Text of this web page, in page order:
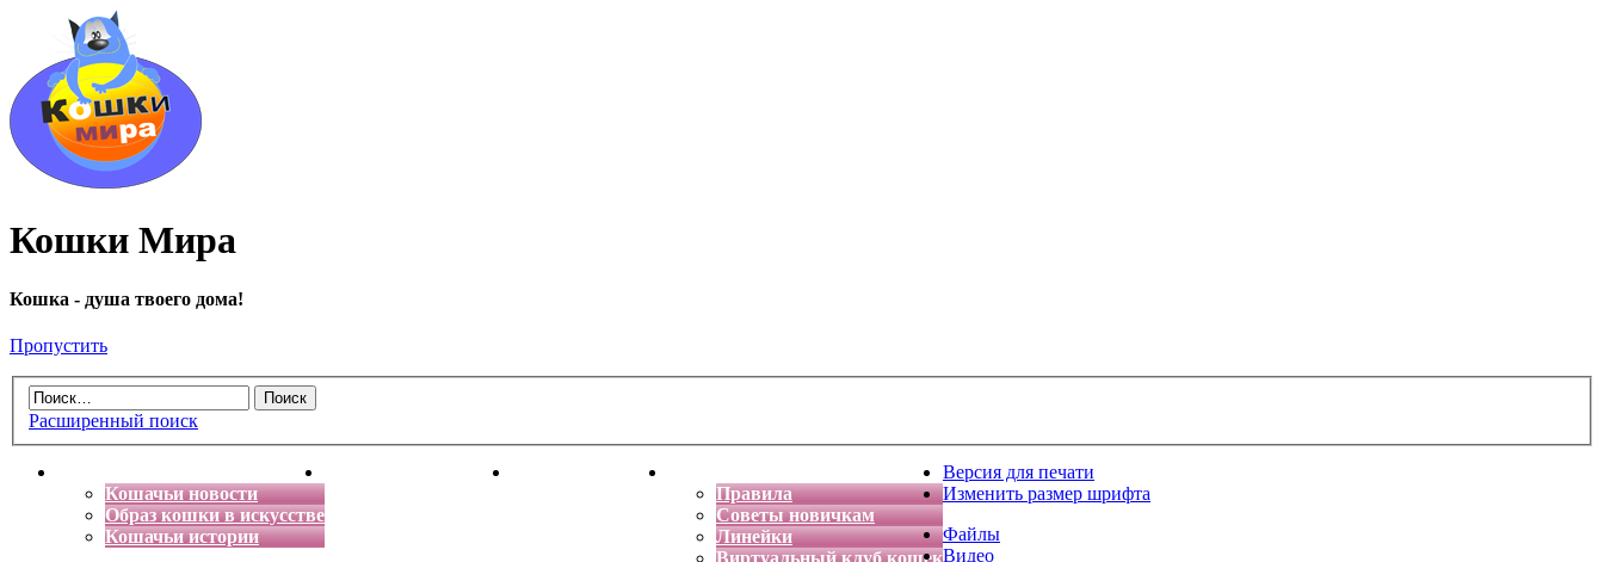
Кошки Мира
Кошка - душа твоего дома!
Пропустить
Расширенный поиск
Кошачьи новости
Образ кошки в искусстве
Кошачьи истории
Энциклопедия кошек Детская фантазия
Правила
Советы новичкам
Линейки
Виртуальный клуб кошек
Версия для печати
Изменить размер шрифта
Файлы
Видео